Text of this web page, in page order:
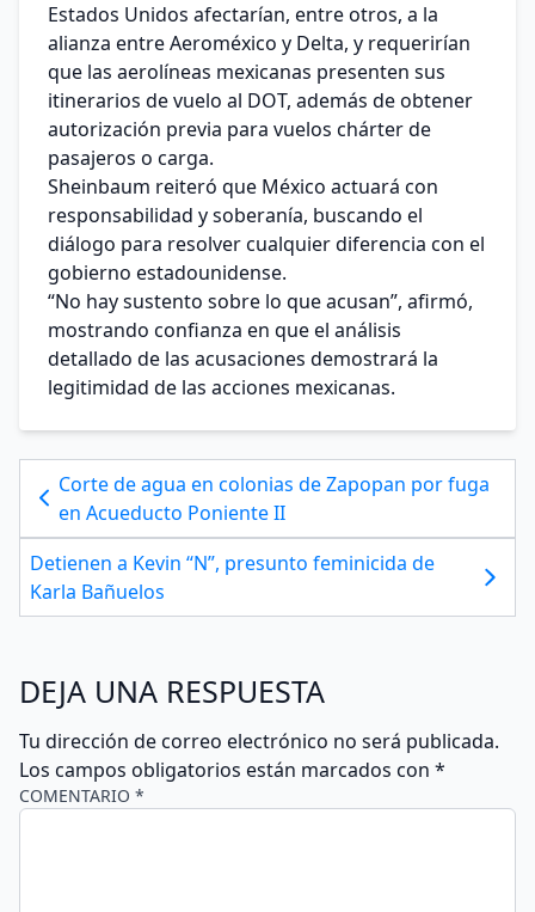
Estados Unidos afectarían, entre otros, a la
alianza entre Aeroméxico y Delta, y requerirían
que las aerolíneas mexicanas presenten sus
itinerarios de vuelo al DOT, además de obtener
autorización previa para vuelos chárter de
pasajeros o carga.
Sheinbaum reiteró que México actuará con
responsabilidad y soberanía, buscando el
diálogo para resolver cualquier diferencia con el
gobierno estadounidense.
“No hay sustento sobre lo que acusan”, afirmó,
mostrando confianza en que el análisis
detallado de las acusaciones demostrará la
legitimidad de las acciones mexicanas.
Corte de agua en colonias de Zapopan por fuga
en Acueducto Poniente II
Detienen a Kevin “N”, presunto feminicida de
Karla Bañuelos
DEJA UNA RESPUESTA
Tu dirección de correo electrónico no será publicada.
Los campos obligatorios están marcados con *
COMENTARIO *